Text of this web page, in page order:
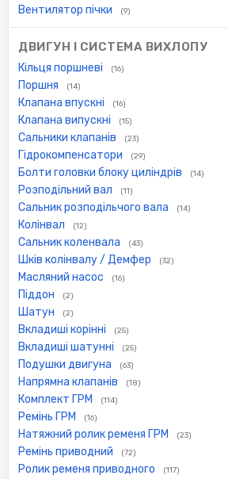
Вентилятор пічки (9)
ДВИГУН І СИСТЕМА ВИХЛОПУ
Кільця поршневі (16)
Поршня (14)
Клапана впускні (16)
Клапана випускні (15)
Сальники клапанів (23)
Гідрокомпенсатори (29)
Болти головки блоку циліндрів (14)
Розподільний вал (11)
Сальник розподільчого вала (14)
Колінвал (12)
Сальник коленвала (43)
Шків колінвалу / Демфер (32)
Масляний насос (16)
Піддон (2)
Шатун (2)
Вкладиші корінні (25)
Вкладиші шатунні (25)
Подушки двигуна (63)
Напрямна клапанів (18)
Комплект ГРМ (114)
Ремінь ГРМ (16)
Натяжний ролик ременя ГРМ (23)
Ремінь приводний (72)
Ролик ременя приводного (117)